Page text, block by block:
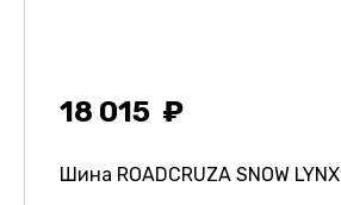
18 015
Шина ROADCRUZA SNOW LYNX